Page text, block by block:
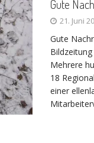
Gute
21. Juni
Gute
Mehrere
18
einer